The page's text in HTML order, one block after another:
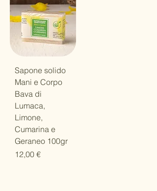
Sapone solido
Mani e Corpo
Bava di
Lumaca,
Limone,
Cumarina e
Geraneo 100gr
Prezzo
12,00 €